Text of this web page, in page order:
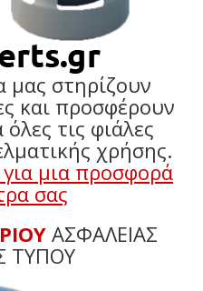
μας στηρίζουν
και προσφέρουν
όλες τις φιάλες
χρήσης.
μια προσφορά
σας
ΑΣΦΑΛΕΙΑΣ
ΤΥΠΟΥ